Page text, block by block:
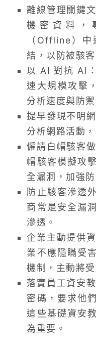
離線管理關鍵
機密資料，
（Offline）
結，以防被駭
以 AI 對抗 AI
速大規模攻擊
分析速度與防
提早發現不明
分析網路活動
僱請白帽駭客
帽駭客模擬攻
全漏洞，加強防
防止駭客滲透
商常是安全漏
滲透。
企業主動提供
業不應隱瞞受
機制，主動將
落實員工資安
密碼，要求他
這些基礎資安
為重要。